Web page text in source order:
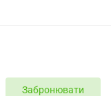
Забронювати